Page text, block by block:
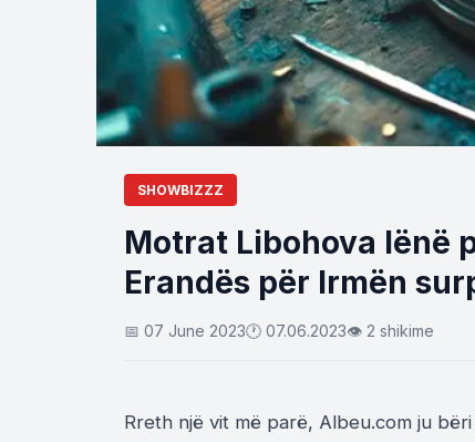
SHOWBIZZZ
Motrat Libohova lënë
Erandës për Irmën
📅 07 June 2023🕐 07.06.2023👁 2 shikime
Rreth një vit më parë, Albeu.com ju